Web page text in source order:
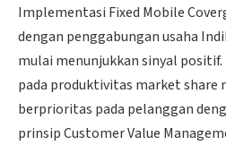
Implementasi Fixed Mobile
dengan penggabungan usaha
mulai menunjukkan sinyal
pada produktivitas market share
berprioritas pada pelanggan
prinsip Customer Value